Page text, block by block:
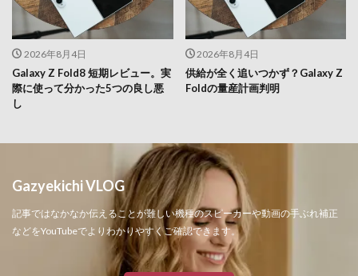
2026年8月4日
Galaxy Z Fold8 短期レビュー。実
際に使って分かった5つの良し悪
し
2026年8月4日
供給が全く追いつかず？Galaxy Z
Foldの量産計画判明
Gazyekichi VLOG
記事ではなかなか伝えることが難しい機種のスピーカーや動画の手ぶれ補正
などをYouTubeでよりわかりやすくご確認できます。